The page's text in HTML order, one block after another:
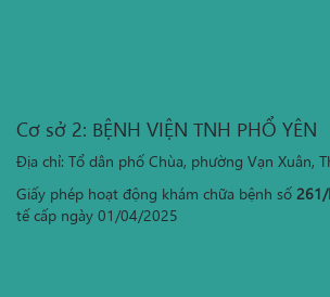
Cơ sở 2: BỆNH VIỆN TNH PHỔ YÊN
Địa chỉ: Tổ dân phố Chùa, phường Vạn Xuân,
Giấy phép hoạt động khám chữa bệnh số 261/
tế cấp ngày 01/04/2025